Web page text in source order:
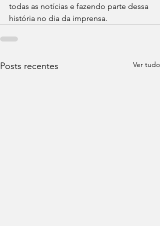
todas as notícias e fazendo parte dessa
história no dia da imprensa.
Posts recentes Ver tudo